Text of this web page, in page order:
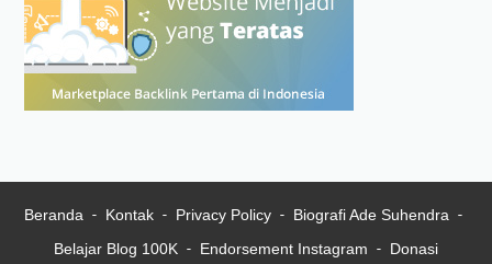
Beranda Kontak Privacy Policy
Biografi Ade Suhendra
Belajar Blog 100K
Endorsement Instagram Donasi